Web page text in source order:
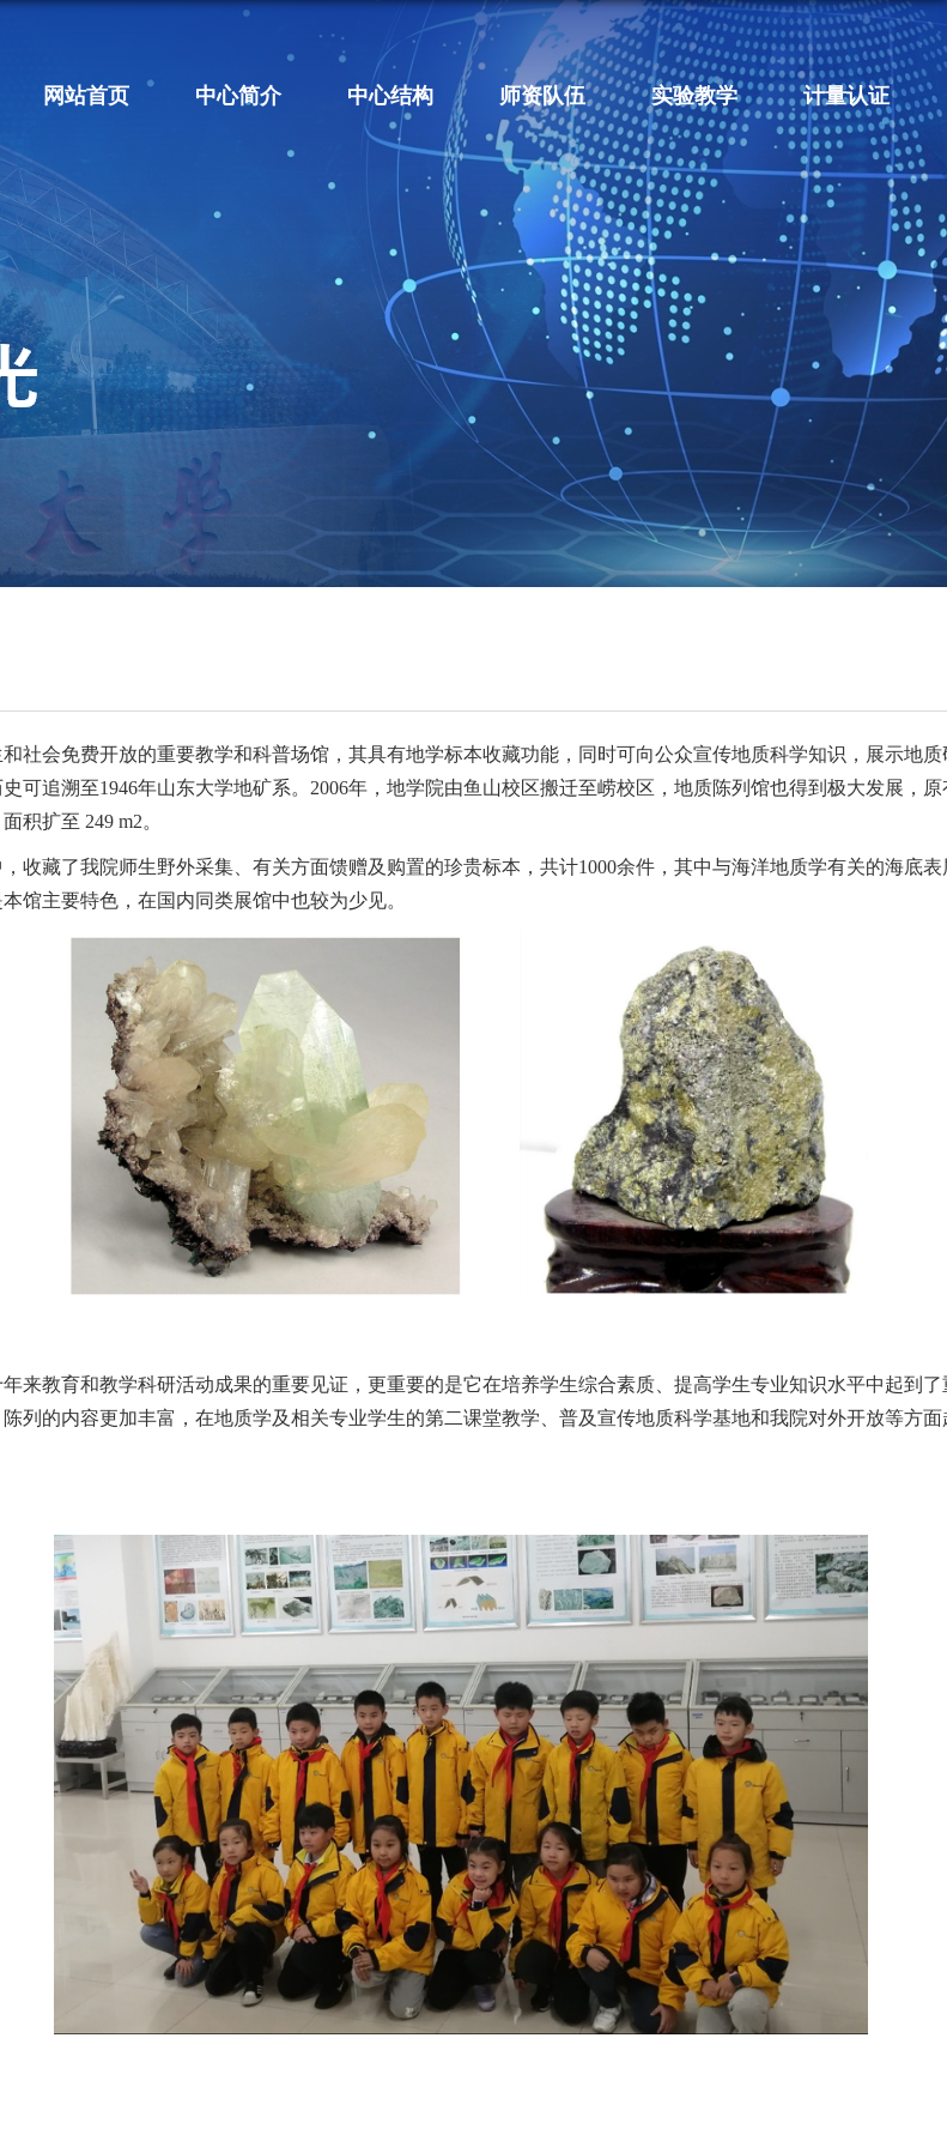
网站首页 中心简介 中心结构 师资队伍 实验教学 计量认证
社会免费开放的重要教学和科普场馆，其具有地学标本收藏功能，同时可向公众宣传地质科学知识，展示地
可追溯至1946年山东大学地矿系。2006年，地学院由鱼山校区搬迁至崂校区，地质陈列馆也得到极大发展，
积扩至 249 m2。
收藏了我院师生野外采集、有关方面馈赠及购置的珍贵标本，共计1000余件，其中与海洋地质学有关的海底
馆主要特色，在国内同类展馆中也较为少见。
来教育和教学科研活动成果的重要见证，更重要的是它在培养学生综合素质、提高学生专业知识水平中起到
列的内容更加丰富，在地质学及相关专业学生的第二课堂教学、普及宣传地质科学基地和我院对外开放等方